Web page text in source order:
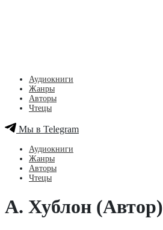
Аудиокниги
Жанры
Авторы
Чтецы
Мы в Telegram
Аудиокниги
Жанры
Авторы
Чтецы
А. Хублон (Автор)